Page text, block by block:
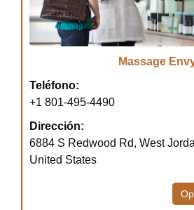
Massage
Teléfono:
+1 801-495-4490
Dirección:
6884 S Redwood Rd, West
United States